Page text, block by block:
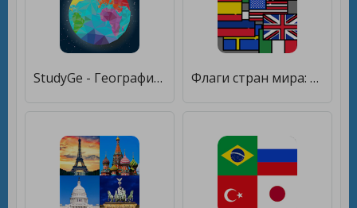
StudyGe - География мира, столицы, флаги, страны [Полная версия] Флаги стран мира: Угадай страну по флагу и гербу [Много монет]